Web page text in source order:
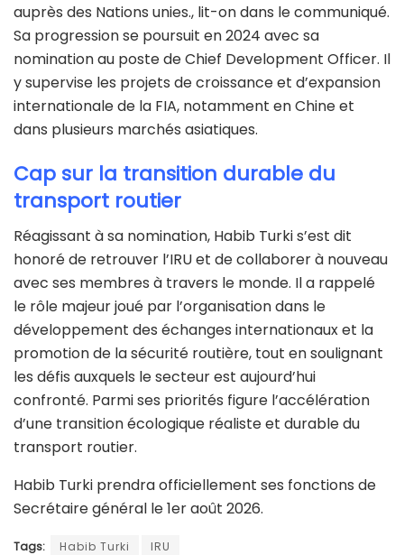
auprès des Nations unies., lit-on dans le communiqué.
Sa progression se poursuit en 2024 avec sa
nomination au poste de Chief Development Officer. Il
y supervise les projets de croissance et d’expansion
internationale de la FIA, notamment en Chine et
dans plusieurs marchés asiatiques.
Cap sur la transition durable du
transport routier
Réagissant à sa nomination, Habib Turki s’est dit
honoré de retrouver l’IRU et de collaborer à nouveau
avec ses membres à travers le monde. Il a rappelé
le rôle majeur joué par l’organisation dans le
développement des échanges internationaux et la
promotion de la sécurité routière, tout en soulignant
les défis auxquels le secteur est aujourd’hui
confronté. Parmi ses priorités figure l’accélération
d’une transition écologique réaliste et durable du
transport routier.
Habib Turki prendra officiellement ses fonctions de
Secrétaire général le 1er août 2026.
Tags: Habib Turki
IRU